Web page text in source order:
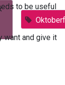
to be useful
want and give it